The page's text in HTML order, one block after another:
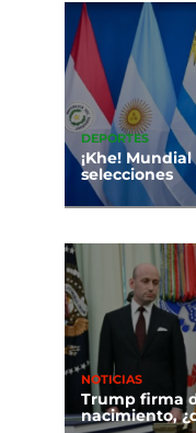
DEPORTES
¡Khe!
selecciones
NOTICIAS
Trump firma
nacimiento,